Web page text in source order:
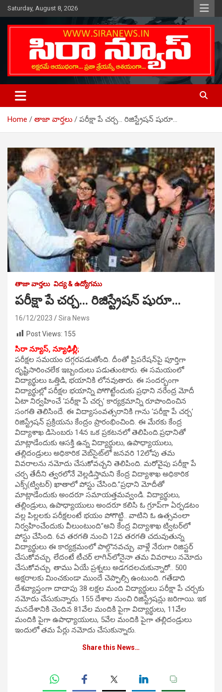
Skip
to
content
Saturday, August 8, 2026
SIRA NEWS
Telugu Online News Daily
Home తాజా వార్తలు పరీక్షా పే చర్చ… రిజిస్ట్రేషన్ షురూ…
తాజా వార్తలు విద్య & ఉద్యోగము
పరీక్షా పే చర్చ… రిజిస్ట్రేషన్ షురూ…
16/12/2023
Sira News
Post Views: 155
సిరా న్యూస్, న్యూఢిల్లీ;
పరీక్షల సమయం దగ్గరపడుతోంది. దీంతో ప్రిపరేషన్‌పై పూర్తిగా
దృష్టిసారించలేక ఇబ్బందులు పడుతుంటారు. ఈ సమయంలో
విద్యార్థులు ఒత్తిడి, భయానికి లోనవుతారు. ఈ సందర్భంగా
విద్యార్థుల్లో పరీక్షల భయాన్ని పోగొట్టేందుకు ప్రధాని నరేంద్ర మోదీ
ఏటా నిర్వహించే ‘పరీక్షా పే చర్చ’ కార్యక్రమాన్ని రూపొందించిన
సంగతి తెలిసిందే. ఈ విద్యాసంవత్సరానికి గాను ‘పరీక్షా పే చర్చ’
రిజిస్ట్రేషన్ ప్రక్రియను కేంద్రం ప్రారంభించింది. ఈ మేరకు కేంద్ర
విద్యాశాఖ డిసెంబరు 14న ఒక ప్రకటనలో తెలిపింది.ప్రధానితో
మాట్లాడేందుకు ఆసక్తి ఉన్న విద్యార్థులు, ఉపాధ్యాయులు,
తల్లిదండ్రులు అధికారిక వెబ్‌సైట్‌లో జనవరి 12లోపు తమ
వివరాలను నమోదు చేసుకోవచ్చని తెలిపింది. మరోవైపు పరీక్షా పే
చర్చ తేదీని త్వరలోనే వెల్లడిస్తామని కేంద్ర విద్యాశాఖ అధికారిక
ఎక్స్(ట్విటర్) ఖాతాలో పోస్టు చేసింది.”ప్రధాని మోదీతో
మాట్లాడేందుకు అందరూ సమాయత్తమవ్వండి. విద్యార్థులు,
తల్లిండ్రులు, ఉపాధ్యాయులు అందరూ కలిసి ఓ గ్రూప్‌గా ఏర్పడటం
వల్ల పిల్లలకు పరీక్షలంటే భయం పోగొట్టి.. వాటిని ఓ ఉత్సవంలా
నిర్వహించేందుకు వీలుంటుంది”అని కేంద్ర విద్యాశాఖ ట్విటర్‌లో
పోస్టు చేసింది. 6వ తరగతి నుంచి 12వ తరగతి చదువుతున్న
విద్యార్థులు ఈ కార్యక్రమంలో పాల్గొనవచ్చు. వాళ్లే నేరుగా రిజిస్టర్
చేసుకోవచ్చు. లేదంటే టీచర్ లాగిన్‌లోనైనా తమ వివరాలు నమోదు
చేసుకోవచ్చు. తాము ఏయే ప్రశ్నలు అడగదలచుకున్నారో.. 500
అక్షరాలకు మించకుండా ముందే చెప్పాల్సి ఉంటుంది. గతేడాది
దేశవ్యాప్తంగా దాదాపు 38 లక్షల మంది విద్యార్థులు పరీక్షా పే చర్చకు
నమోదు చేసుకున్నారు. 155 దేశాల నుంచి రిజిస్ట్రేషన్లు జరిగాయి. ఇక
మనదేశానికి చెందిన 81వేల మందికి పైగా విద్యార్థులు, 11వేల
మందికి పైగా ఉపాధ్యాయులు, 5వేల మందికి పైగా తల్లిదండ్రులు
ఇందులో తమ పేర్లు నమోదు చేసుకున్నారు.
Share this News…